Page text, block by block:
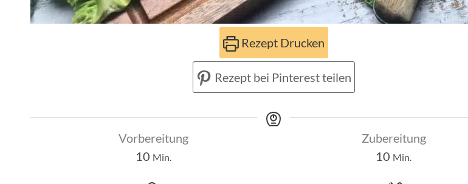
Rezept Drucken
Rezept bei Pinterest teilen
Vorbereitung
10 Minuten
Min.
Zubereitung
10 Minuten
Min.